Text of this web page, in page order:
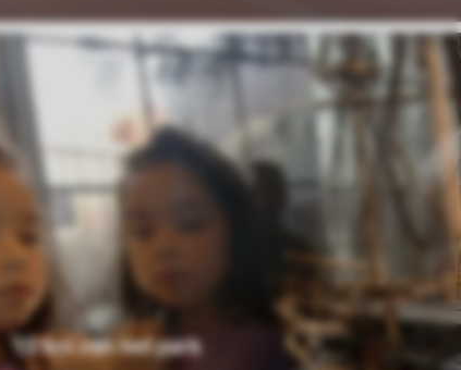
15 km van het park